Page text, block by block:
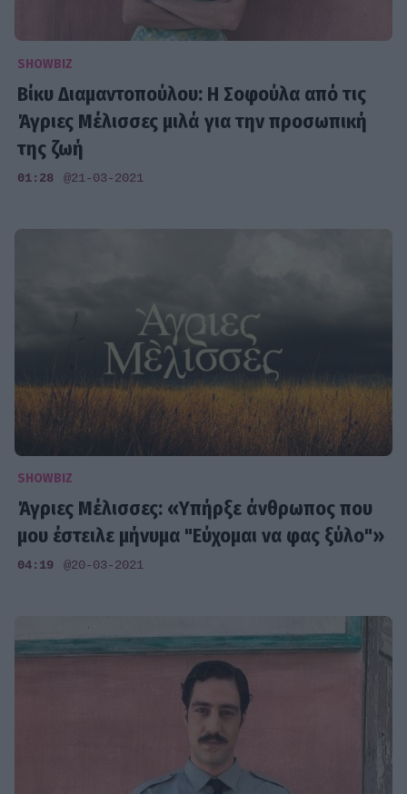
SHOWBIZ
Βίκυ Διαμαντοπούλου: Η Σοφούλα από τις
Άγριες Μέλισσες μιλά για την προσωπική
της ζωή
01:28 @21-03-2021
SHOWBIZ
Άγριες Μέλισσες: «Υπήρξε άνθρωπος που
μου έστειλε μήνυμα "Εύχομαι να φας ξύλο"»
04:19 @20-03-2021